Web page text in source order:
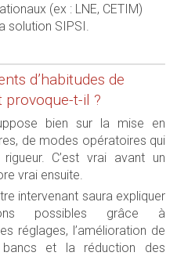
(ex : LNE, CETIM)
solution SIPSI.
d’habitudes de
t-il ?
bien sur la mise en
de modes opératoires qui
C’est vrai avant un
vrai ensuite.
intervenant saura expliquer
possibles grâce à
réglages, l’amélioration de
et la réduction des